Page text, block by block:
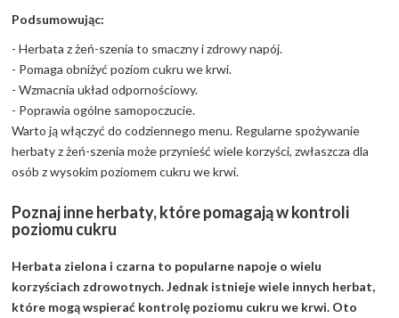
Podsumowując:
- Herbata z żeń-szenia to smaczny i zdrowy napój.
- Pomaga obniżyć poziom cukru we krwi.
- Wzmacnia układ odpornościowy.
- Poprawia ogólne samopoczucie.
Warto ją włączyć do codziennego menu. Regularne spożywanie
herbaty z żeń-szenia może przynieść wiele korzyści, zwłaszcza dla
osób z wysokim poziomem cukru we krwi.
Poznaj inne herbaty, które pomagają w kontroli
poziomu cukru
Herbata zielona i czarna to popularne napoje o wielu
korzyściach zdrowotnych. Jednak istnieje wiele innych herbat,
które mogą wspierać kontrolę poziomu cukru we krwi. Oto